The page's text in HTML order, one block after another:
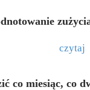
czytaj
co miesiąc, co